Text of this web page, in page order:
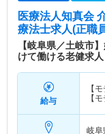
医療法人知真会
療法士求人(正職
【岐阜県／土岐市
けて働ける老健求
給与
【
【
岐阜